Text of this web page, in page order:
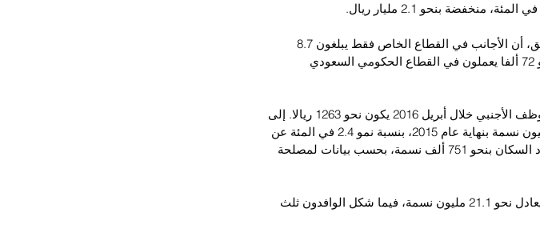
مليون موظف حاليا، بخلاف 720 ألفا عمالة منزلية، ونحو 72 ألفا يعملون في القطاع الحكومي السعودي
وبحسب هذه الأرقام، فإن متوسط التحويل الشهري للموظف الأجنبي خلال أبريل 2016 يكون نحو 1263 ريالا. إلى
ذلك، ارتفع عدد السكان في السعودية إلى نحو 31.52 مليون نسمة بنهاية عام 2015، بنسبة نمو 2.4 في المئة عن
عام 2014، حيث كان يبلغ 30.77 مليون نسمة، ليرتفع عدد السكان بنحو 751 ألف نسمة، بحسب بيانات لمصلحة
وشكل السعوديون ثلثي السكان بنسبة 67 في المئة بما يعادل نحو 21.1 مليون نسمة، فيما شكل الوافدون ثلث